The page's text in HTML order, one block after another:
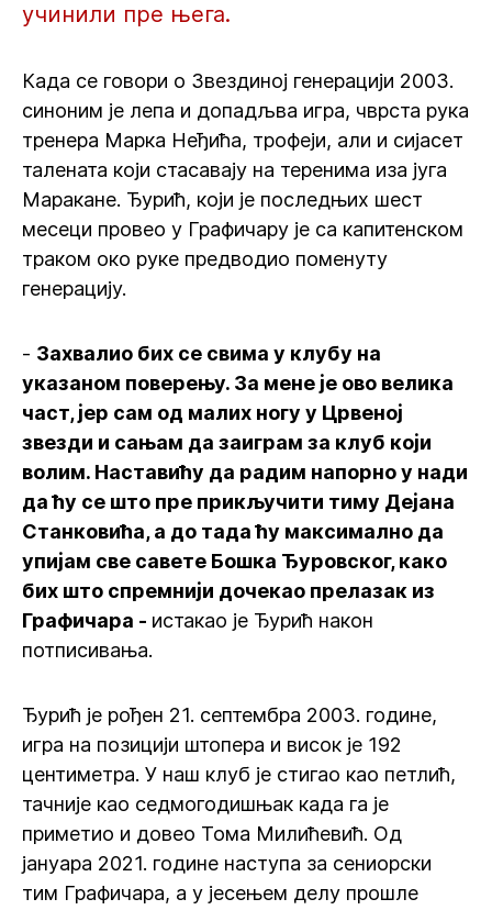
учинили пре њега.
Када се говори о Звездиној генерацији 2003.
синоним је лепа и допадљва игра, чврста рука
тренера Марка Неђића, трофеји, али и сијасет
талената који стасавају на теренима иза југа
Маракане. Ђурић, који је последњих шест
месеци провео у Графичару је са капитенском
траком око руке предводио поменуту
генерацију.
- Захвалио бих се свима у клубу на
указаном поверењу. За мене је ово велика
част, јер сам од малих ногу у Црвеној
звезди и сањам да заиграм за клуб који
волим. Наставићу да радим напорно у нади
да ћу се што пре прикључити тиму Дејана
Станковића, а до тада ћу максимално да
упијам све савете Бошка Ђуровског, како
бих што спремнији дочекао прелазак из
Графичара - истакао је Ђурић након
потписивања.
Ђурић је рођен 21. септембра 2003. године,
игра на позицији штопера и висок је 192
центиметра. У наш клуб је стигао као петлић,
тачније као седмогодишњак када га је
приметио и довео Тома Милићевић. Од
јануара 2021. године наступа за сениорски
тим Графичара, а у јесењем делу прошле